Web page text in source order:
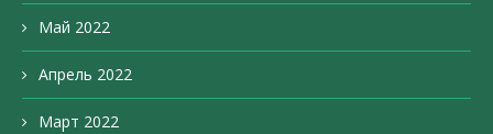
Май 2022
Апрель 2022
Март 2022